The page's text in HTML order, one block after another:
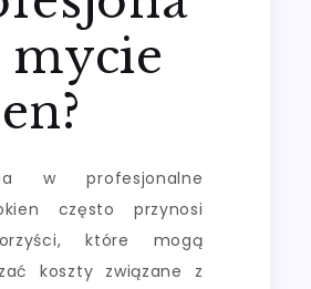
mycie
w profesjonalne
często przynosi
które mogą
koszty związane z